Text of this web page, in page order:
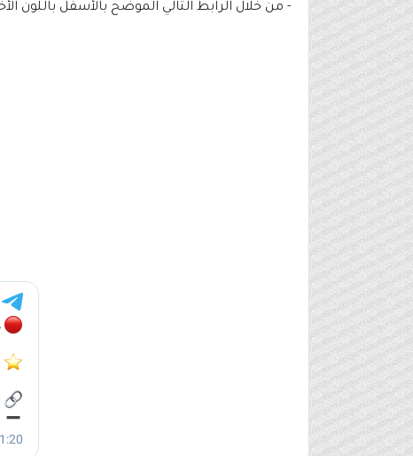
- من خلال الرابط التالي الموضح بالأسفل باللون